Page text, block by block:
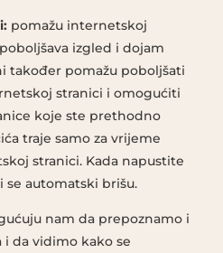
pomažu internetskoj
izgled i dojam
također pomažu poboljšati
stranici i omogućiti
koje ste prethodno
traje samo za vrijeme
stranici. Kada napustite
se automatski brišu.
nam da prepoznamo i
da vidimo kako se